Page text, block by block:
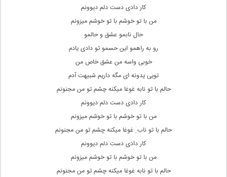
کار دادی دست دلم دیوونم
من با تو خوشم با تو خوشم میزونم
حال نابمو عشق و حالمو
رو به راهمو این حسمو تو دادی یادم
خوبی واسه من عشق خاص من
تویی یدونه ای مگه داریم شبیهت آدم
حالم با تو نابه غوغا میکنه چشم تو من مجنونم
کار دادی دست دلم دیوونم
من با تو خوشم با تو خوشم میزونم
حالم با تو ناب ِ غوغا میکنه چشم تو من مجنونم
کار دادی دست دلم دیوونم
من با تو خوشم با تو خوشم میزونم
حالم با تو نابه غوغا میکنه چشم تو من مجنونم